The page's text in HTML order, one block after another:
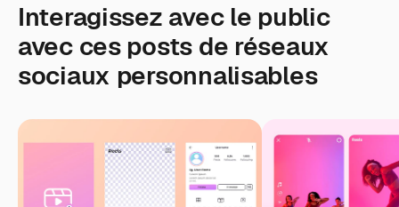
Interagissez avec le public
avec ces posts de réseaux
sociaux personnalisables